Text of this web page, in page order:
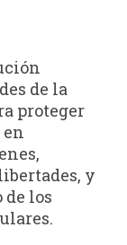
de la
proteger
en
y
los